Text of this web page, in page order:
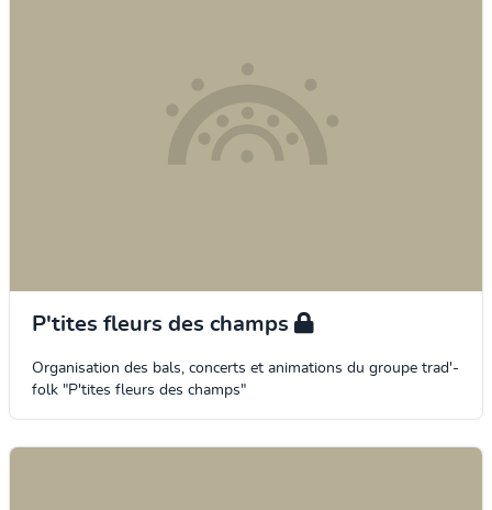
P'tites fleurs des champs
Organisation des bals, concerts et animations du groupe trad'-
folk "P'tites fleurs des champs"